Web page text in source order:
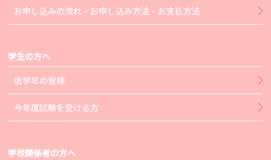
お申し込みの流れ・お申し込み方法・お支払方法
学生の方へ
低学年の皆様
今年度試験を受ける方
学校関係者の方へ